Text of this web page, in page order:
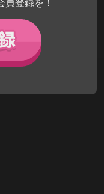
登録を！